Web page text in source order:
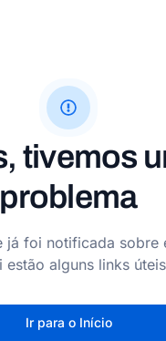
tivemos
problema
já foi notificada sobre
estão alguns links úteis
Ir para o Início